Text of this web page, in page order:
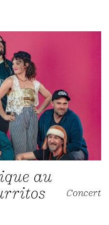
au
Concert